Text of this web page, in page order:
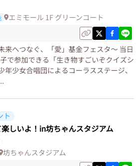
エミモール 1F グリーンコート
来へつなぐ、「愛」基金フェスタ～ 当日
で参加できる「生き物すごいぞクイズシ
年少女合唱団によるコーラスステージ、
ト
しいよ！in坊ちゃんスタジアム
坊ちゃんスタジアム